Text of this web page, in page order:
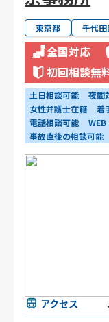
東京都 千代田
全国対応
初回相談無
土日相談可能 夜間
女性弁護士在籍
着
電話相談可能
事故直後の相談可能
アクセス